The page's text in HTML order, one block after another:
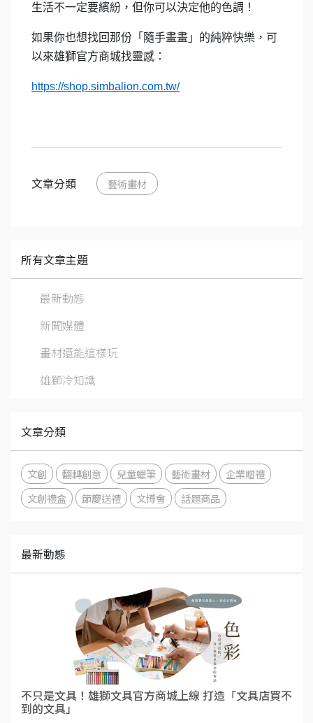
生活不一定要繽紛，但你可以決定他的色調！
如果你也想找回那份「隨手畫畫」的純粹快樂，可
以來雄獅官方商城找靈感：
https://shop.simbalion.com.tw/
文章分類 藝術畫材
所有文章主題
最新動態
新聞媒體
畫材還能這樣玩
雄獅冷知識
文章分類
文創 翻轉創意 兒童蠟筆 藝術畫材
企業贈禮
文創禮盒
節慶送禮 文博會 話題商品
最新動態
不只是文具！雄獅⽂具官方商城上線 打造「⽂具店買不
到的文具」